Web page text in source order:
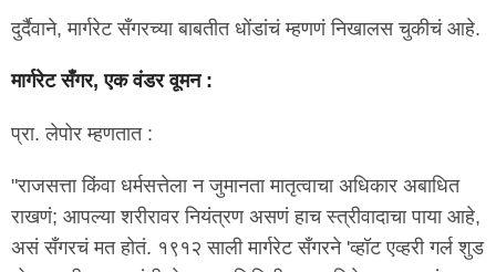
दुर्दैवाने, मार्गरेट सँगरच्या बाबतीत धोंडांचं म्हणणं निखालस चुकीचं आहे.
मार्गरेट सँगर, एक वंडर वूमन :
प्रा. लेपोर म्हणतात :
"राजसत्ता किंवा धर्मसत्तेला न जुमानता मातृत्वाचा अधिकार अबाधित
राखणं; आपल्या शरीरावर नियंत्रण असणं हाच स्त्रीवादाचा पाया आहे,
असं सँगरचं मत होतं. १९१२ साली मार्गरेट सँगरने 'व्हॉट एव्हरी गर्ल शुड